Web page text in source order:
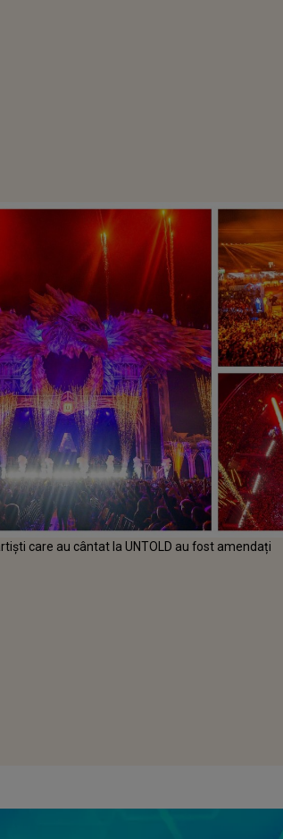
care au cântat la UNTOLD au fost amendați